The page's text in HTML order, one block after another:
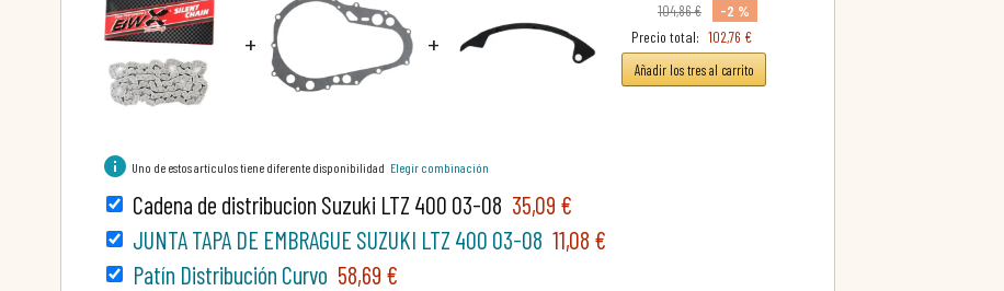
+ +
104,86 €
-2 %
Precio total: 102,76 €
Añadir los tres al carrito
info Uno de estos artículos tiene diferente disponibilidad Elegir combinación
Cadena de distribucion Suzuki LTZ 400 03-08 35,09 €
JUNTA TAPA DE EMBRAGUE SUZUKI LTZ 400 03-08 11,08 €
Patín Distribución Curvo 58,69 €